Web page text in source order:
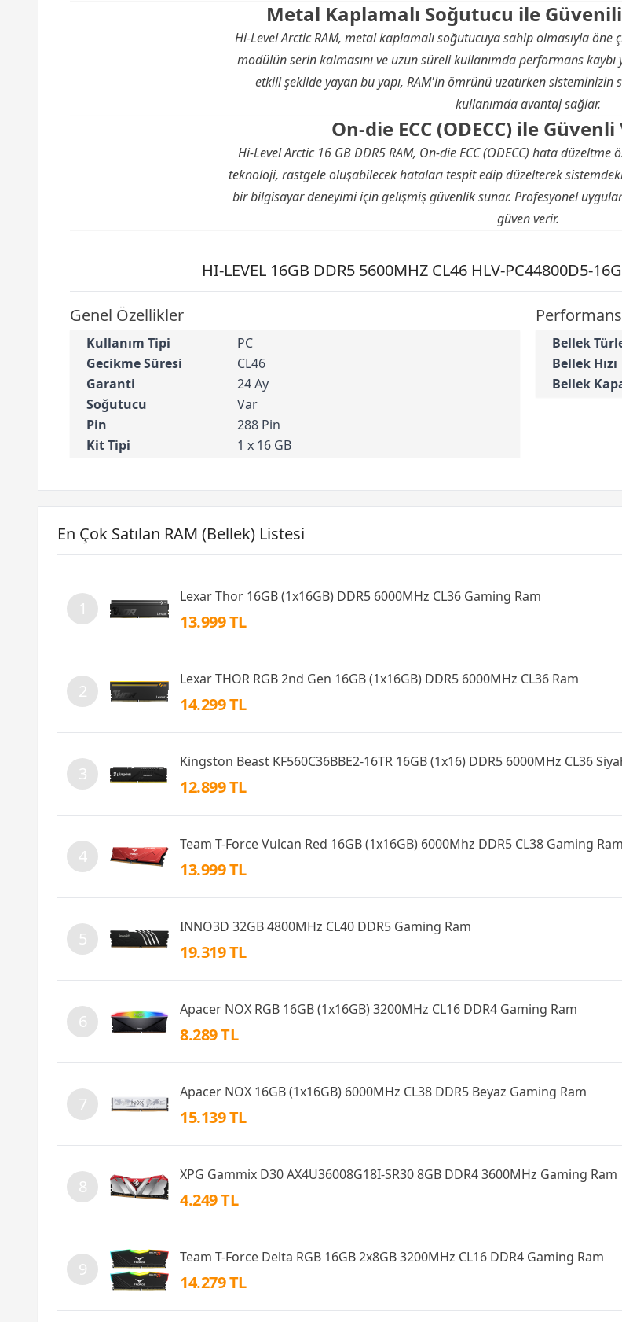
Metal Kaplamalı Soğutucu ile
Hi-Level Arctic RAM, metal kaplamalı soğutucuya sahip olmasıyla öne
modülün serin kalmasını ve uzun süreli kullanımda performans kaybı
etkili şekilde yayan bu yapı, RAM'in ömrünü uzatırken sisteminizin
kullanımda avantaj sağlar.
On-die ECC (ODECC) ile
Hi-Level Arctic 16 GB DDR5 RAM, On-die ECC (ODECC) hata
teknoloji, rastgele oluşabilecek hataları tespit edip düzelterek sistemdeki
bir bilgisayar deneyimi için gelişmiş güvenlik sunar. Profesyonel
güven verir.
HI-LEVEL 16GB DDR5 5600MHZ CL46 HLV-PC44800D5-
Genel Özellikler
Kullanım Tipi
PC
Gecikme Süresi
CL46
Garanti
24 Ay
Soğutucu
Var
Pin
288 Pin
Kit Tipi
1 x 16 GB
Performans
Bellek
Bellek Hızı
Bellek
En Çok Satılan RAM (Bellek) Listesi
1
Lexar Thor 16GB (1x16GB) DDR5 6000MHz CL36 Gaming Ram
13.999 TL
2
Lexar THOR RGB 2nd Gen 16GB (1x16GB) DDR5 6000MHz CL36 Ram
14.299 TL
3
Kingston Beast KF560C36BBE2-16TR 16GB (1x16) DDR5 6000MHz CL36
12.899 TL
4
Team T-Force Vulcan Red 16GB (1x16GB) 6000Mhz DDR5 CL38 Gaming Ram
13.999 TL
5
INNO3D 32GB 4800MHz CL40 DDR5 Gaming Ram
19.319 TL
6
Apacer NOX RGB 16GB (1x16GB) 3200MHz CL16 DDR4 Gaming Ram
8.289 TL
7
Apacer NOX 16GB (1x16GB) 6000MHz CL38 DDR5 Beyaz Gaming Ram
15.139 TL
8
XPG Gammix D30 AX4U36008G18I-SR30 8GB DDR4 3600MHz Gaming Ram
4.249 TL
9
Team T-Force Delta RGB 16GB 2x8GB 3200MHz CL16 DDR4 Gaming Ram
14.279 TL